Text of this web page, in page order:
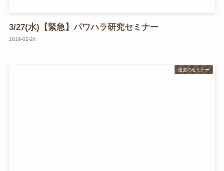
3/27(水)【緊急】パワハラ研究セミナー
2019-02-24
過去のセミナー